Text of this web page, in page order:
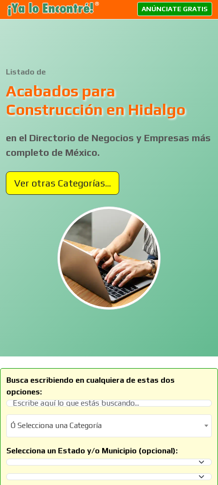
ANÚNCIATE GRATIS
Listado de
Acabados para
Construcción en Hidalgo
en el Directorio de Negocios y Empresas más
completo de México.
Ver otras Categorías...
Busca escribiendo en cualquiera de estas dos
opciones:
Ó Selecciona una Categoría
Ó Selecciona una Categoría
Selecciona un Estado y/o Municipio (opcional):
Selecciona un Estado
Selecciona un Municipio